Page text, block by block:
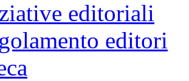
editoriali
editori